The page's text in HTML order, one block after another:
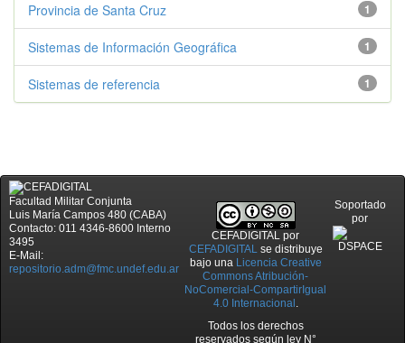
1
Provincia de Santa Cruz
1
Sistemas de Información Geográfica
1
Sistemas de referencia
Facultad Militar Conjunta
Luis María Campos 480 (CABA)
Contacto: 011 4346-8600 Interno
3495
E-Mail:
repositorio.adm@fmc.undef.edu.ar
CEFADIGITAL por
CEFADIGITALse distribuye
bajo una Licencia Creative
Commons Atribución-
NoComercial-CompartirIgual
4.0 Internacional .
Todos los derechos
reservados según ley N°
Soportado
por